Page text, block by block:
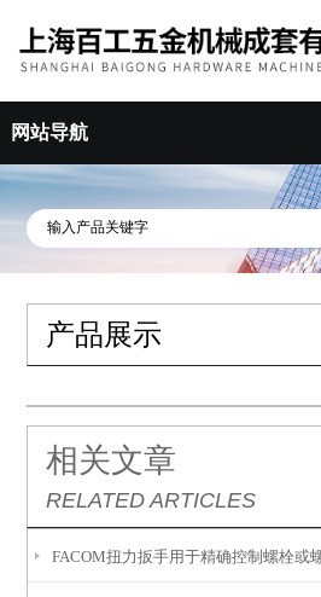
网站导航
产品展示
相关文章
RELATED ARTICLES